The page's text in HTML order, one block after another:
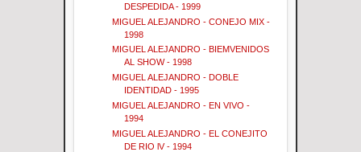
DESPEDIDA - 1999
MIGUEL ALEJANDRO - CONEJO MIX -
1998
MIGUEL ALEJANDRO - BIEMVENIDOS
AL SHOW - 1998
MIGUEL ALEJANDRO - DOBLE
IDENTIDAD - 1995
MIGUEL ALEJANDRO - EN VIVO -
1994
MIGUEL ALEJANDRO - EL CONEJITO
DE RIO lV - 1994